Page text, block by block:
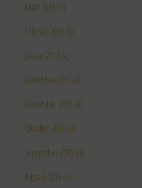
März 2016 (3)
Februar 2016 (5)
Januar 2016 (4)
Dezember 2015 (4)
November 2015 (4)
Oktober 2015 (4)
September 2015 (4)
August 2015 (4)